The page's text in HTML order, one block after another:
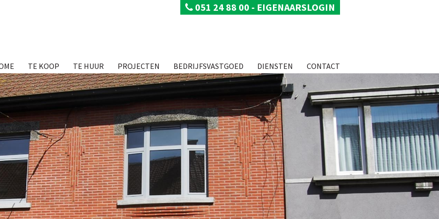
051 24 88 00 - EIGENAARSLOGIN
TE KOOP TE HUUR PROJECTEN BEDRIJFSVASTGOED DIENSTEN CONTACT